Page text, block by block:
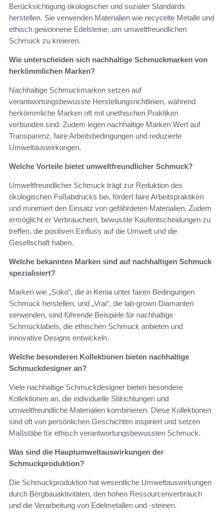
Berücksichtigung ökologischer und sozialer Standards
herstellen. Sie verwenden Materialien wie recycelte Metalle und
ethisch gewonnene Edelsteine, um umweltfreundlichen
Schmuck zu kreieren.
Wie unterscheiden sich nachhaltige Schmuckmarken von
herkömmlichen Marken?
Nachhaltige Schmuckmarken setzen auf
verantwortungsbewusste Herstellungsrichtlinien, während
herkömmliche Marken oft mit unethischen Praktiken
verbunden sind. Zudem legen nachhaltige Marken Wert auf
Transparenz, faire Arbeitsbedingungen und reduzierte
Umweltauswirkungen.
Welche Vorteile bietet umweltfreundlicher Schmuck?
Umweltfreundlicher Schmuck trägt zur Reduktion des
ökologischen Fußabdrucks bei, fördert faire Arbeitspraktiken
und minimiert den Einsatz von gefährdeten Materialien. Zudem
ermöglicht er Verbrauchern, bewusste Kaufentscheidungen zu
treffen, die positiven Einfluss auf die Umwelt und die
Gesellschaft haben.
Welche bekannten Marken sind auf nachhaltigen Schmuck
spezialisiert?
Marken wie „Soko“, die in Kenia unter fairen Bedingungen
Schmuck herstellen, und „Vrai“, die lab-grown Diamanten
verwenden, sind führende Beispiele für nachhaltige
Schmucklabels, die ethischen Schmuck anbieten und
innovative Designs entwickeln.
Welche besonderen Kollektionen bieten nachhaltige
Schmuckdesigner an?
Viele nachhaltige Schmuckdesigner bieten besondere
Kollektionen an, die individuelle Stilrichtungen und
umweltfreundliche Materialien kombinieren. Diese Kollektionen
sind oft von persönlichen Geschichten inspiriert und setzen
Maßstäbe für ethisch verantwortungsbewussten Schmuck.
Was sind die Hauptumweltauswirkungen der
Schmuckproduktion?
Die Schmuckproduktion hat wesentliche Umweltauswirkungen
durch Bergbauaktivitäten, den hohen Ressourcenverbrauch
und die Verarbeitung von Edelmetallen und -steinen.